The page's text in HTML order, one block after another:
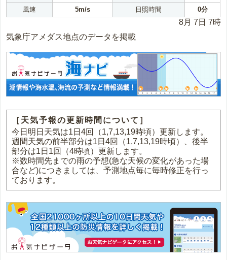
風速
5m/s 日照時間 0分
8月 7日 7時
気象庁アメダス地点のデータを掲載
［天気予報の更新時間について］
今日明日天気は1日4回（1,7,13,19時頃）更新します。
週間天気の前半部分は1日4回（1,7,13,19時頃）、後半
部分は1日1回（4時頃）更新します。
※数時間先までの雨の予想(急な天候の変化があった場
合など)につきましては、予測地点毎に毎時修正を行っ
ております。